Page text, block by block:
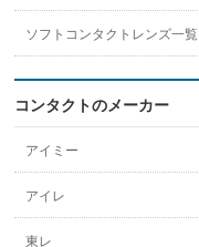
ソフトコンタクトレンズ一覧
コンタクトのメーカー
アイミー
アイレ
東レ